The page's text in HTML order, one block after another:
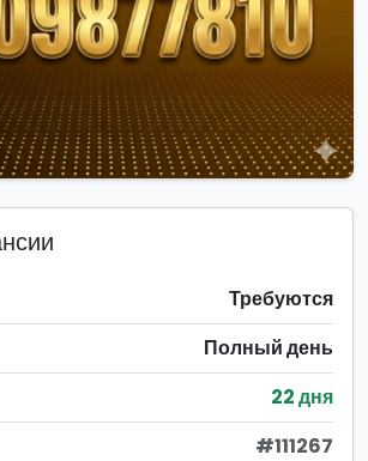
Требуются
Полный день
22 дня
#111267